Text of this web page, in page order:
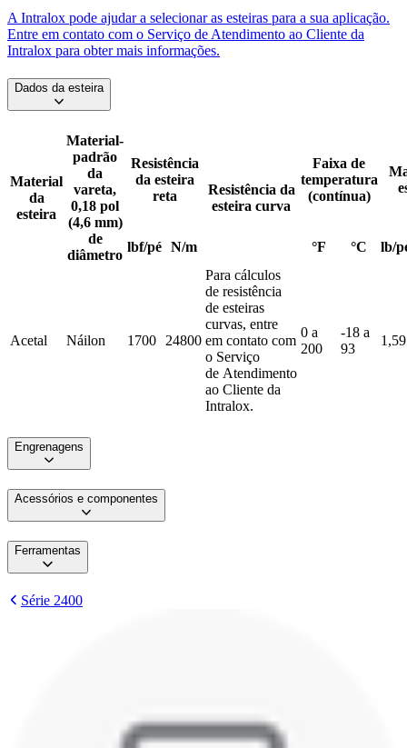
A Intralox pode ajudar a selecionar as esteiras para a sua aplicação.
Entre em contato com o Serviço de Atendimento ao Cliente da
Intralox para obter mais informações.
Dados da esteira
Material
da
esteira
Material-
padrão
da
vareta,
0,18 pol
(4,6 mm)
de
diâmetro
Resistência
da esteira
reta
Resistência da
esteira curva
Faixa de
temperatura
(contínua)
lbf/pé N/m °F °C lb/
Acetal Náilon 1700 24800
Para cálculos
de resistência
de esteiras
curvas, entre
em contato com
o Serviço
de Atendimento
ao Cliente da
Intralox.
0 a
200
-18 a
93
1,59
Engrenagens
Acessórios e componentes
Ferramentas
Série 2400